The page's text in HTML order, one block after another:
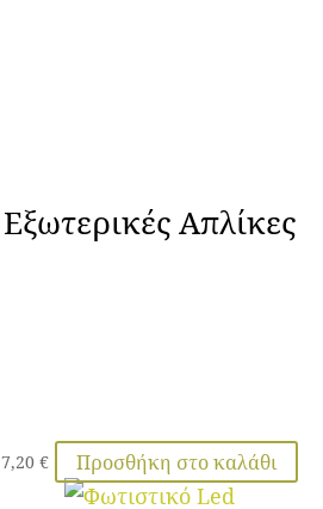
Εξωτερικές Απλίκες
7,20 € Προσθήκη στο καλάθι